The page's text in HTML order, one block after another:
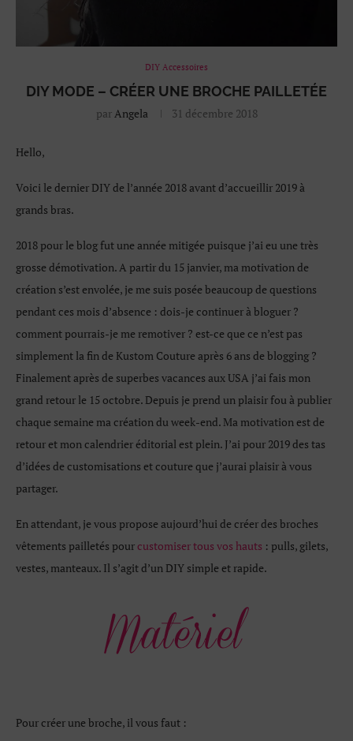
DIY Accessoires
DIY MODE – CRÉER UNE BROCHE PAILLETÉE
parAngela 31 décembre 2018
Hello,
Voici le dernier DIY de l’année 2018 avant d’accueillir 2019 à
grands bras.
2018 pour le blog fut une année mitigée puisque j’ai eu une très
grosse démotivation. A partir du 15 janvier, ma motivation de
création s’est envolée, je me suis posée beaucoup de questions
pendant ces mois d’absence : dois-je continuer à bloguer ?
comment pourrais-je me remotiver ? est-ce que ce n’est pas
simplement la fin de Kustom Couture après 6 ans de blogging ?
Finalement après de superbes vacances aux USA j’ai fais mon
grand retour le 15 octobre. Depuis je prend un plaisir fou à publier
chaque semaine ma création du week-end. Ma motivation est de
retour et mon calendrier éditorial est plein. J’ai pour 2019 des tas
d’idées de customisations et couture que j’aurai plaisir à vous
partager.
En attendant, je vous propose aujourd’hui de créer des broches
vêtements pailletés pourcustomiser tous vos hauts : pulls, gilets,
vestes, manteaux. Il s’agit d’un DIY simple et rapide.
Pour créer une broche, il vous faut :